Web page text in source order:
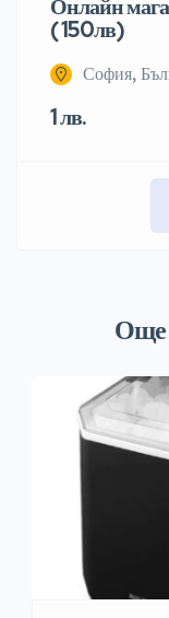
Онлайн
( 150лв)
София,
1 лв.
Още